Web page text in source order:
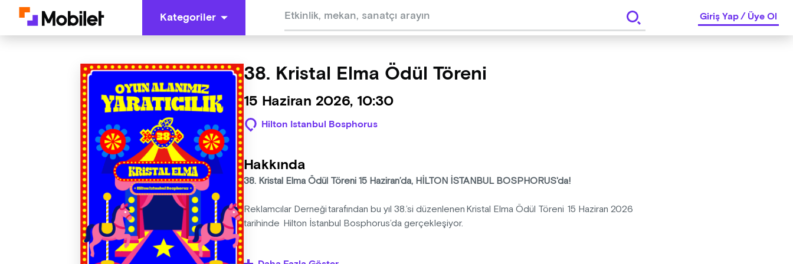
Kategoriler Giriş Yap/Üye Ol
38. Kristal Elma Ödül Töreni
15 Haziran 2026, 10:30
Hilton Istanbul Bosphorus
Hakkında
38. Kristal Elma Ödül Töreni 15 Haziran’da, HİLTON İSTANBUL BOSPHORUS'da!
Reklamcılar Derneği tarafından bu yıl 38.’si düzenlenen Kristal Elma Ödül Töreni 15 Haziran 2026
tarihinde Hilton İstanbul Bosphorus’da gerçekleşiyor.